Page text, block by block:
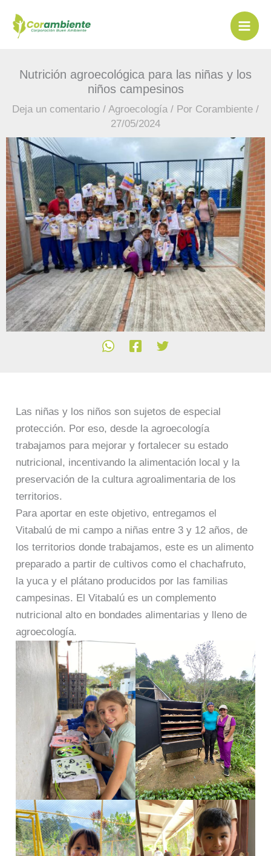
contenido
Nutrición agroecológica para las niñas y los
niños campesinos
Deja un comentario / Agroecología / Por Corambiente /
27/05/2024
Las niñas y los niños son sujetos de especial
protección. Por eso, desde la agroecología
trabajamos para mejorar y fortalecer su estado
nutricional, incentivando la alimentación local y la
preservación de la cultura agroalimentaria de los
territorios.
Para aportar en este objetivo, entregamos el
Vitabalú de mi campo a niñas entre 3 y 12 años, de
los territorios donde trabajamos, este es un alimento
preparado a partir de cultivos como el chachafruto,
la yuca y el plátano producidos por las familias
campesinas. El Vitabalú es un complemento
nutricional alto en bondades alimentarias y lleno de
agroecología.